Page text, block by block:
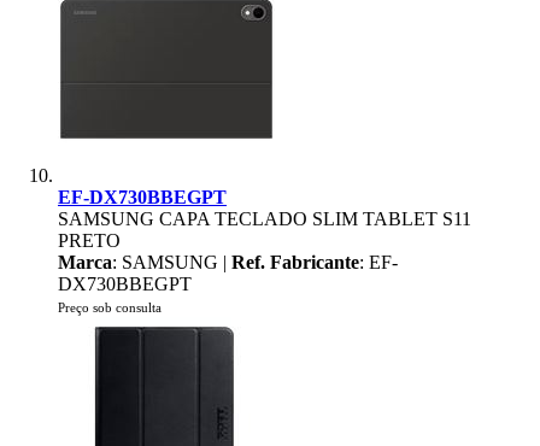
EF-DX730BBEGPT
SAMSUNG CAPA TECLADO SLIM TABLET S11
PRETO
Marca: SAMSUNG | Ref. Fabricante: EF-
DX730BBEGPT
Preço sob consulta